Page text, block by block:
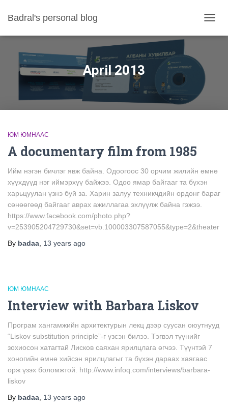
Badral's personal blog
April 2013
ЮМ ЮМНААС
A documentary film from 1985
Ийм нэгэн бичлэг явж байна. Одоогоос 30 орчим жилийн өмнө
хүүхдүүд нэг иймэрхүү байжээ. Одоо ямар байгааг та бүхэн
харьцуулан үзнэ буй за. Харин залуу техникчдийн ордонг бараг
сөнөөгөөд байгааг аврах ажиллагаа эхлүүлж байна гэжээ.
https://www.facebook.com/photo.php?
v=253905204729730&set=vb.100003307587055&type=2&theater
By badaa 13 years ago
ЮМ ЮМНААС
Interview with Barbara Liskov
Програм хангамжийн архитектурын лекц дээр суусан оюутнууд
“Liskov substitution principle”-г үзсэн билээ. Тэгвэл түүнийг
зохиосон хатагтай Лисков саяхан ярилцлага өгчээ. Түүнтэй 7
хоногийн өмнө хийсэн ярилцлагыг та бүхэн дараах хаягаас
орж үзэх боломжтой. http://www.infoq.com/interviews/barbara-
liskov
By badaa 13 years ago